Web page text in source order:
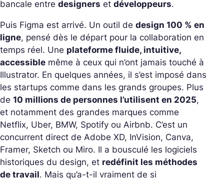
bancale entre designers et développeurs.
Puis Figma est arrivé. Un outil de design 100 % en
ligne, pensé dès le départ pour la collaboration en
temps réel. Une plateforme fluide, intuitive,
accessible même à ceux qui n’ont jamais touché à
Illustrator. En quelques années, il s’est imposé dans
les startups comme dans les grands groupes. Plus
de 10 millions de personnes l’utilisent en 2025,
et notamment des grandes marques comme
Netflix, Uber, BMW, Spotify ou Airbnb. C’est un
concurrent direct de Adobe XD, InVision, Canva,
Framer, Sketch ou Miro. Il a bousculé les logiciels
historiques du design, et redéfinit les méthodes
de travail. Mais qu’a-t-il vraiment de si